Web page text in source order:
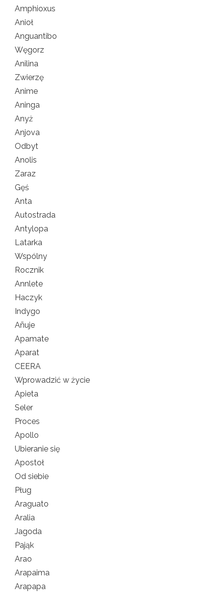
Amphioxus
Anioł
Anguantibo
Węgorz
Anilina
Zwierzę
Anime
Aninga
Anyż
Anjova
Odbyt
Anolis
Zaraz
Gęś
Anta
Autostrada
Antylopa
Latarka
Wspólny
Rocznik
Annlete
Haczyk
Indygo
Añuje
Apamate
Aparat
CEERA
Wprowadzić w życie
Apieta
Seler
Proces
Apollo
Ubieranie się
Apostoł
Od siebie
Pług
Araguato
Aralia
Jagoda
Pająk
Arao
Arapaima
Arapapa